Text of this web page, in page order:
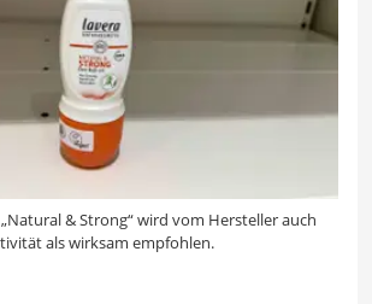
& Strong“ wird vom Hersteller auch
als wirksam empfohlen.